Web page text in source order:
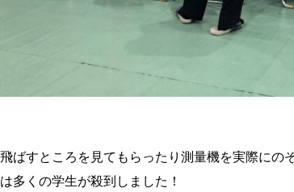
ばすところを見てもらったり測量機を実際にの
多くの学生が殺到しました！